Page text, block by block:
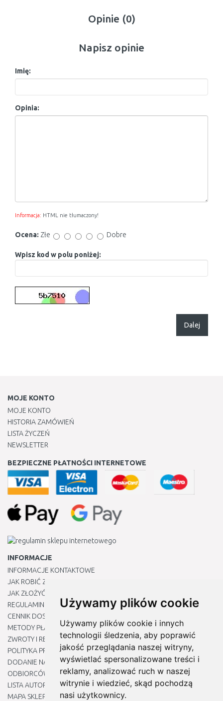
Używamy plików cookie
Używamy plików cookie i innych
technologii śledzenia, aby poprawić
jakość przeglądania naszej witryny,
wyświetlać spersonalizowane treści i
reklamy, analizować ruch w naszej
witrynie i wiedzieć, skąd pochodzą
nasi użytkownicy.
Opinie (0)
Napisz opinie
Imię:
Opinia:
Informacja: HTML nie tłumaczony!
Ocena: Złe Dobre
Wpisz kod w polu poniżej:
Dalej
MOJE KONTO
MOJE KONTO
HISTORIA ZAMÓWIEŃ
LISTA ŻYCZEŃ
NEWSLETTER
BEZPIECZNE PŁATNOŚCI INTERNETOWE
INFORMACJE
INFORMACJE KONTAKTOWE
JAK ROBIĆ ZAKUPY ?
JAK ZŁOŻYĆ REKLAMACJĘ
REGULAMIN
CENNIK DOSTAWY
METODY PŁATNOŚCI
ZWROTY I REKLAMACJE PRODUKTÓW
POLITYKA PRYWATNOŚCI
DODANIE NASZYCH ADRESÓW E-MAIL DO LISTY ZAUFANYCH
ODBIORCÓW
LISTA AUTORYZOWANYCH CENTRÓW SERWISOWYCH
MAPA SKLEPU